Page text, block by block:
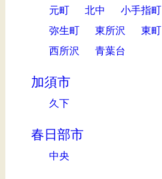
元町 北中 小手指町
弥生町
東所沢 東町
西所沢
青葉台
加須市
久下
春日部市
中央